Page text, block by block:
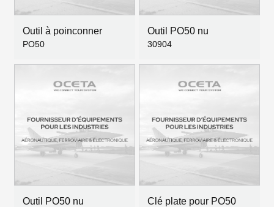
Outil à poinconner
PO50
Outil PO50 nu
30904
Outil PO50 nu Clé plate pour PO50